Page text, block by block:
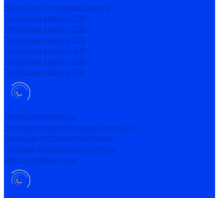
Воздушно-тепловые завесы
Тепловые завесы 100
Тепловые завесы 200
Тепловые завесы 300
Тепловые завесы 400
Тепловые завесы 500
Тепловые завесы 600
Тепловентиляторы
Электрические тепловентиляторы
Водяные тепловентиляторы
Газовые воздухонагреватели
Дестратификаторы